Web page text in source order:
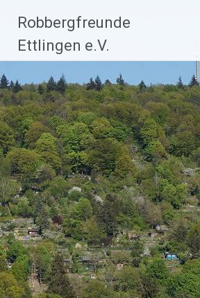
Robbergfreunde
Ettlingen e.V.